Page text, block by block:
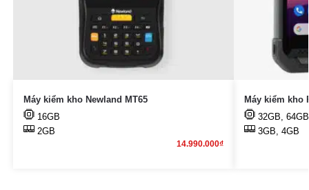
Máy kiểm kho Newland MT65
16GB
2GB
14.990.000₫
Máy kiểm kho
32GB, 64GB
3GB, 4GB